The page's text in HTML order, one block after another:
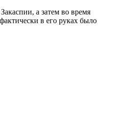
а затем во время
в его руках было